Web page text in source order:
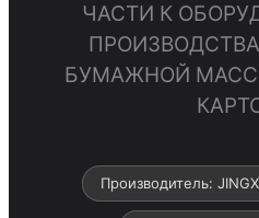
ЧАСТИ К
БУМАЖНОЙ
Производитель: